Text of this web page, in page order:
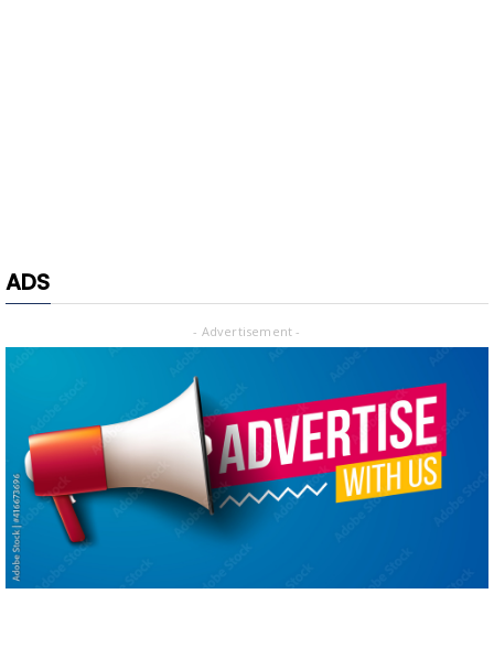
ADS
- Advertisement -